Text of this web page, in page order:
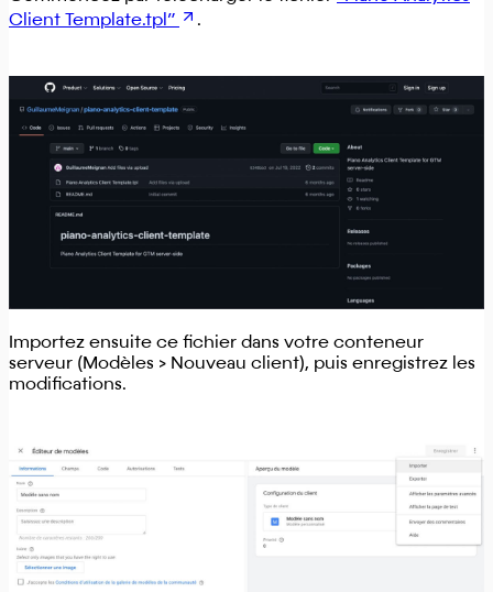
Client Template.tpl”
.
Importez ensuite ce fichier dans votre conteneur
serveur (Modèles > Nouveau client), puis enregistrez les
modifications.